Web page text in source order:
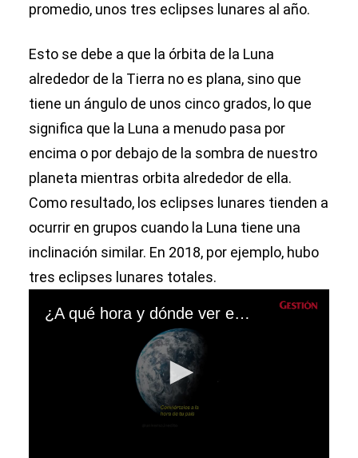
promedio, unos tres eclipses lunares al año.
Esto se debe a que la órbita de la Luna
alrededor de la Tierra no es plana, sino que
tiene un ángulo de unos cinco grados, lo que
significa que la Luna a menudo pasa por
encima o por debajo de la sombra de nuestro
planeta mientras orbita alrededor de ella.
Como resultado, los eclipses lunares tienden a
ocurrir en grupos cuando la Luna tiene una
inclinación similar. En 2018, por ejemplo, hubo
tres eclipses lunares totales.
¿A qué hora y dónde ver eclipse lunar en Estados Unidos este 17 al 18 de septiembre?